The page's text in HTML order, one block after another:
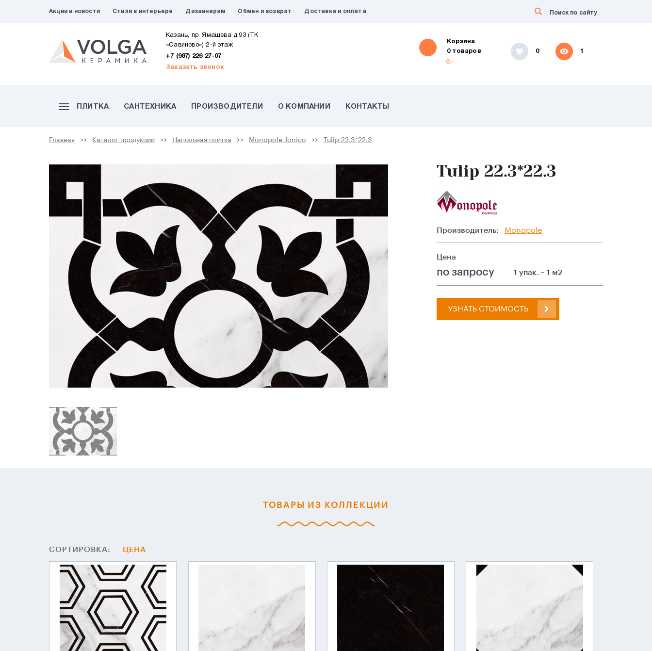
Акции и новости Стили в интерьере Дизайнерам Обмен и возврат Доставка и оплата
Казань, пр. Ямашева д.93 (ТК
«Савиново») 2-й этаж
+7 (987) 226 27-07
Заказать звонок
Корзина
0 товаров
0.-
0 1
ПЛИТКА САНТЕХНИКА ПРОИЗВОДИТЕЛИ О КОМПАНИИ КОНТАКТЫ
Главная Каталог продукции Напольная плитка Monopole Jonico Tulip 22.3*22.3
Tulip 22.3*22.3
Производитель: Monopole
Цена
по запросу 1 упак. ~ 1 м2
УЗНАТЬ СТОИМОСТЬ
ТОВАРЫ ИЗ КОЛЛЕКЦИИ
СОРТИРОВКА: ЦЕНА